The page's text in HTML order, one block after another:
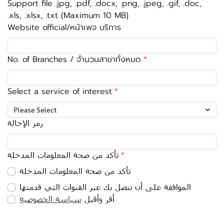
Support file .jpg, .pdf, .docx, .png, .jpeg, .gif, .doc,
.xls, .xlsx, .txt (Maximum 10 MB)
Website official/หน้าเพจ บริการ
No. of Branches / จำนวนสาขาทั้งหมด
Select a service of interest
Please Select
رمز الإحالة
تأكد من صحة المعلومات المدخلة
تأكد من صحة المعلومات المدخلة
الموافقة على أن نتصل بك عبر القنوات التي قدمتها
أقر وأقبل سياسة الخصوصية